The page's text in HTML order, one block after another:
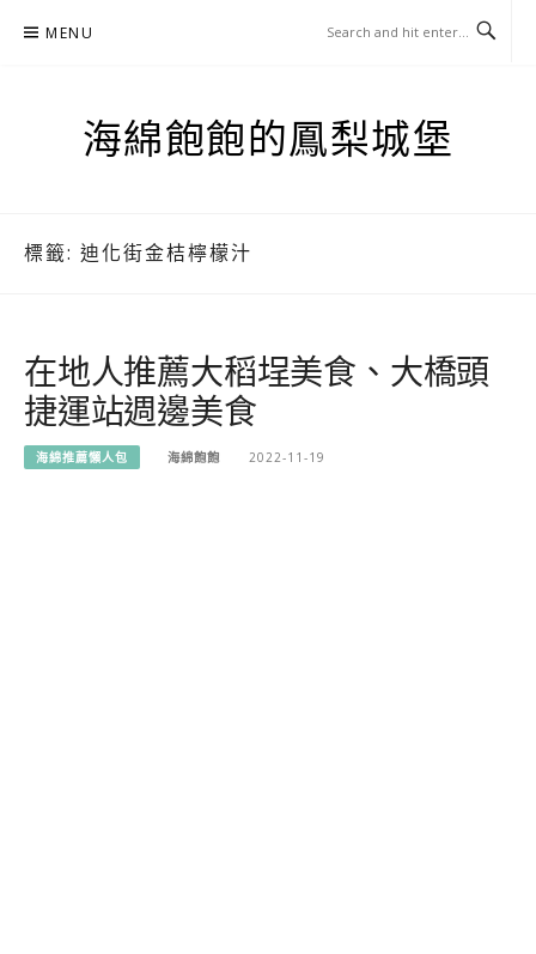
MENU
海綿飽飽的鳳梨城堡
標籤: 迪化街金桔檸檬汁
在地人推薦大稻埕美食、大橋頭
捷運站週邊美食
海綿推薦懶人包 海綿飽飽 2022-11-19